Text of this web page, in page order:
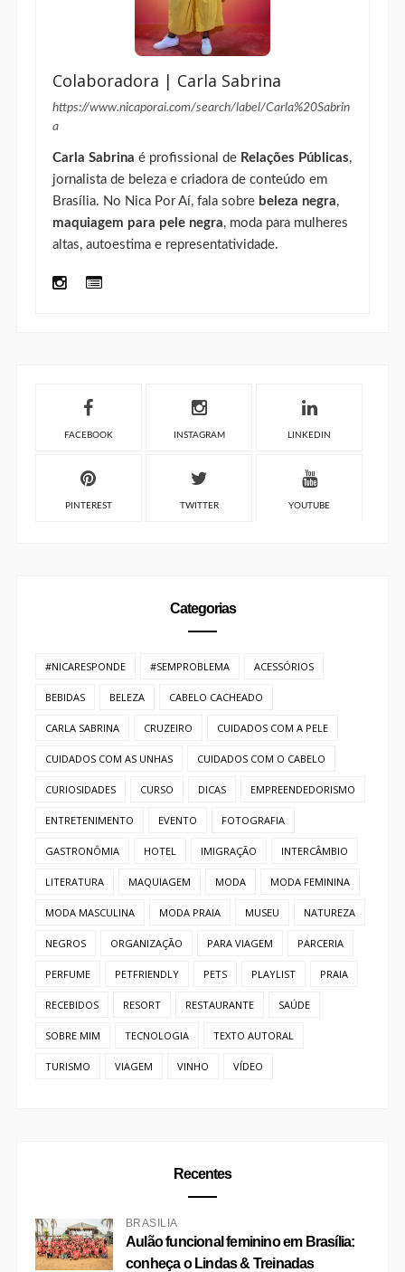
Colaboradora | Carla Sabrina
https://www.nicaporai.com/search/label/Carla%20Sabrin
a
Carla Sabrina é profissional de Relações Públicas,
jornalista de beleza e criadora de conteúdo em
Brasília. No Nica Por Aí, fala sobre beleza negra,
maquiagem para pele negra, moda para mulheres
altas, autoestima e representatividade.
FACEBOOK INSTAGRAM LINKEDIN
PINTEREST TWITTER YOUTUBE
Categorias
#NICARESPONDE #SEMPROBLEMA ACESSÓRIOS
BEBIDAS BELEZA CABELO CACHEADO
CARLA SABRINA CRUZEIRO CUIDADOS COM A PELE
CUIDADOS COM AS UNHAS CUIDADOS COM O CABELO
CURIOSIDADES CURSO DICAS EMPREENDEDORISMO
ENTRETENIMENTO EVENTO FOTOGRAFIA
GASTRONÔMIA HOTEL IMIGRAÇÃO INTERCÂMBIO
LITERATURA MAQUIAGEM MODA MODA FEMININA
MODA MASCULINA MODA PRAIA MUSEU NATUREZA
NEGROS ORGANIZAÇÃO PARA VIAGEM PARCERIA
PERFUME PETFRIENDLY PETS PLAYLIST PRAIA
RECEBIDOS RESORT RESTAURANTE SAÚDE
SOBRE MIM TECNOLOGIA TEXTO AUTORAL
TURISMO VIAGEM VINHO VÍDEO
Recentes
BRASÍLIA
Aulão funcional feminino em Brasília:
conheça o Lindas & Treinadas